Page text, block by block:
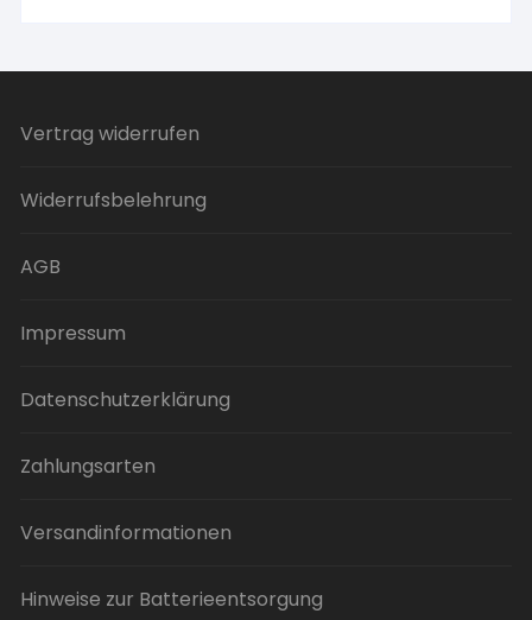
gewählt
Vertrag widerrufen
Widerrufsbelehrung
AGB
Impressum
Datenschutzerklärung
Zahlungsarten
Versandinformationen
Hinweise zur Batterieentsorgung